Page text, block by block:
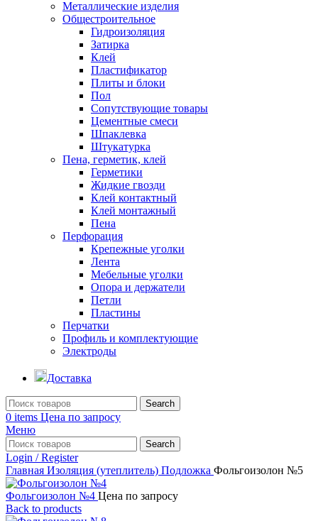
Металлические изделия
Общестроительное
Гидроизоляция
Затирка
Клей
Пластификатор
Плиты и блоки
Пол
Сопутствующие товары
Цементные смеси
Шпаклевка
Штукатурка
Пена, герметик, клей
Герметики
Жидкие гвозди
Клей контактный
Клей монтажный
Пена
Перфорация
Крепежные уголки
Лента
Мебельные уголки
Опора и держатели
Петли
Пластины
Перчатки
Профиль и комплектующие
Электроды
Доставка
Search
0 items Цена по запросу
Меню
Search
Login / Register
Главная Изоляция (утеплитель) Подложка Фольгоизолон №5
Фольгоизолон №4 Цена по запросу
Back to products